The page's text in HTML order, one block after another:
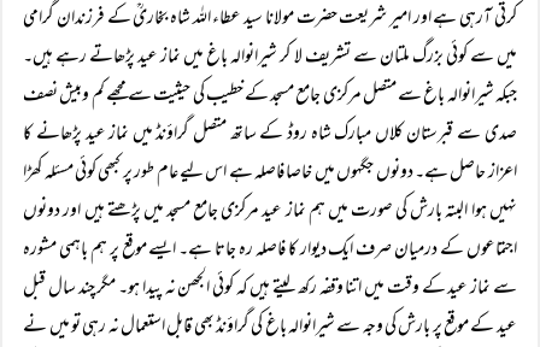
کرتی آرہی ہے اور امیر شریعت حضرت مولانا سید عطاء اللہ شاہ بخاریؒ کے فرزندان گرامی
میں سے کوئی بزرگ ملتان سے تشریف لا کر شیرانوالہ باغ میں نماز عید پڑھاتے رہے ہیں۔
جبکہ شیرانوالہ باغ سے متصل مرکزی جامع مسجد کے خطیب کی حیثیت سے مجھے کم وبیش نصف
صدی سے قبرستان کلاں مبارک شاہ روڈ کے ساتھ متصل گراؤنڈ میں نماز عید پڑھانے کا
اعزاز حاصل ہے۔ دونوں جگہوں میں خاصا فاصلہ ہے اس لیے عام طور پر کبھی کوئی مسئلہ کھڑا
نہیں ہوا البتہ بارش کی صورت میں ہم نماز عید مرکزی جامع مسجد میں پڑھتے ہیں اور دونوں
اجتماعوں کے درمیان صرف ایک دیوار کا فاصلہ رہ جاتا ہے۔ ایسے موقع پر ہم باہمی مشورہ
سے نماز عید کے وقت میں اتنا وقفہ رکھ لیتے ہیں کہ کوئی الجھن نہ پیدا ہو۔ مگر چند سال قبل
عید کے موقع پر بارش کی وجہ سے شیرانوالہ باغ کی گراؤنڈ بھی قابل استعمال نہ رہی تو میں نے